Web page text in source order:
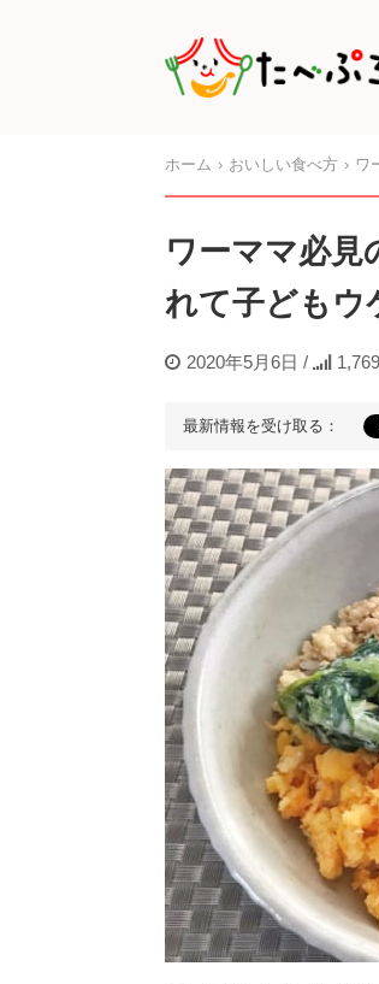
ホーム おいしい食べ方 ワ
ワーママ必見
れて子どもウ
2020年5月6日 /
最新情報を受け取る：